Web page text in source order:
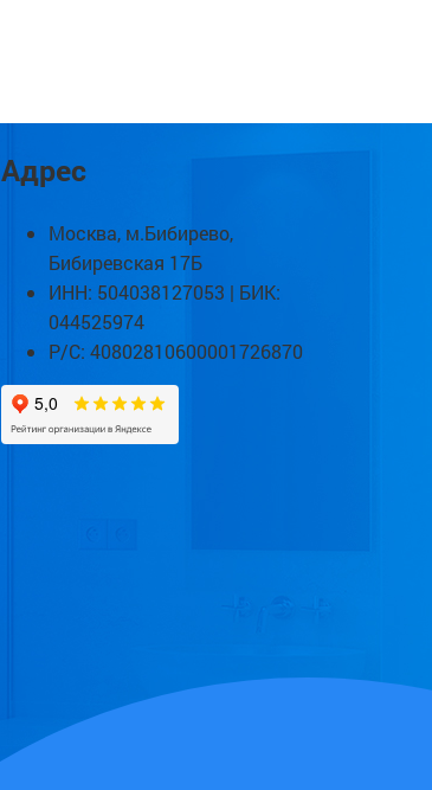
Адрес
Москва, м.Бибирево,
Бибиревская 17Б
ИНН: 504038127053 | БИК:
044525974
Р/С: 40802810600001726870